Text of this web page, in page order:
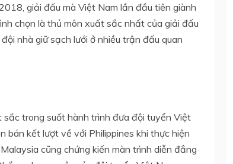
giải đấu mà Việt Nam lần đầu tiên giành
chọn là thủ môn xuất sắc nhất của giải đấu
nhà giữ sạch lưới ở nhiều trận đấu quan
trong suốt hành trình đưa đội tuyển Việt
bán kết lượt về với Philippines khi thực hiện
cũng chứng kiến màn trình diễn đẳng